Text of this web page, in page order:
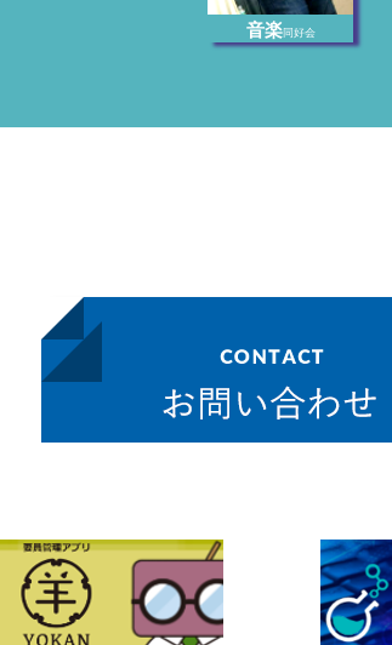
音楽同好会